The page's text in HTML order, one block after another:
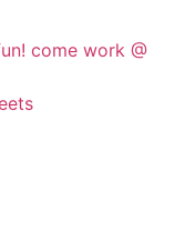
come work @